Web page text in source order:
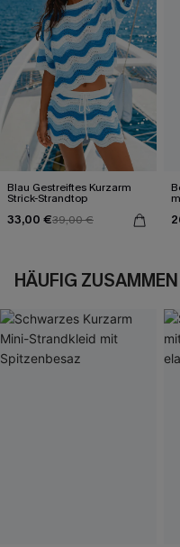
Blau Gestreiftes Kurzarm
Strick-Strandtop
33,00 €39,00 €
HÄUFIG